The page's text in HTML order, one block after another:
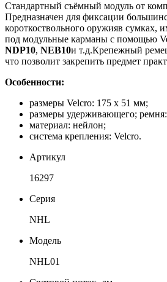
Стандартный съёмный модуль от
Предназначен для фиксации
короткоствольного оружияв
под модульные карманы с помощью
NDP10, NEB10и т.д.Крепежный
что позволит закрепить предмет
Особенности:
размеры Velcro: 175 x 51 мм;
размеры удерживающего;
материал: нейлон;
система крепления: Velcro.
Артикул
16297
Серия
NHL
Модель
NHL01